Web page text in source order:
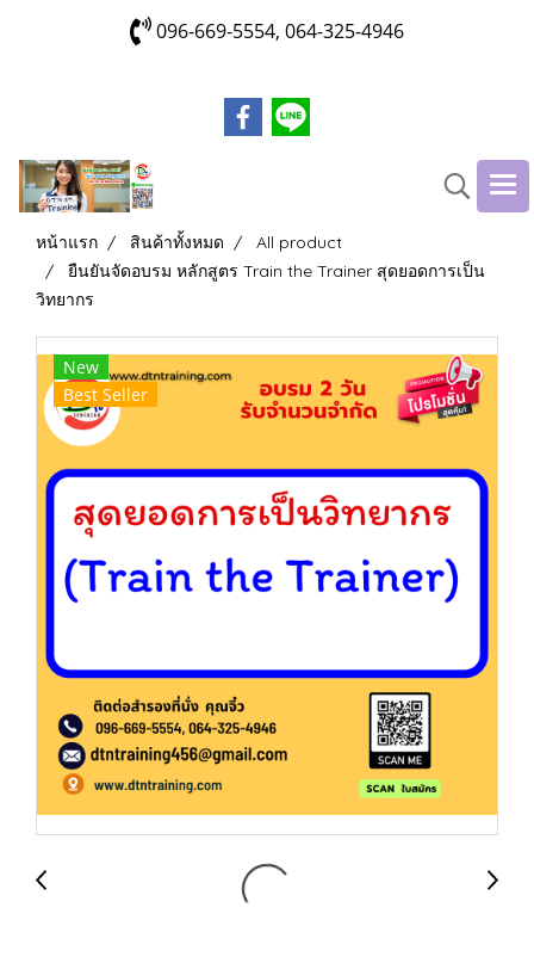
096-669-5554, 064-325-4946
หน้าแรก สินค้าทั้งหมด
All product
ยืนยันจัดอบรม หลักสูตร Train the Trainer สุดยอดการเป็น
วิทยากร
New
Best Seller